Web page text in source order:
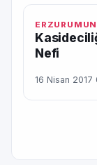
Nefi
16 Nisan 2017